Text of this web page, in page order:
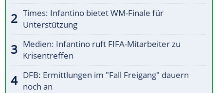
Times: Infantino bietet WM-Finale für
Unterstützung
Medien: Infantino ruft FIFA-Mitarbeiter zu
Krisentreffen
DFB: Ermittlungen im "Fall Freigang" dauern
noch an